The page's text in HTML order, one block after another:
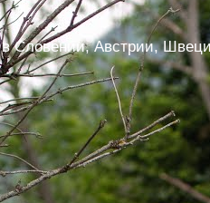
Словении, Австрии,